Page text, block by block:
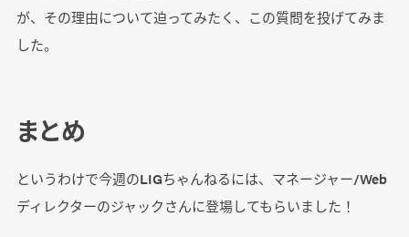
が、その理由について迫ってみたく、この質問を投げてみま
した。
まとめ
というわけで今週のLIGちゃんねるには、マネージャー/Web
ディレクターのジャックさんに登場してもらいました！